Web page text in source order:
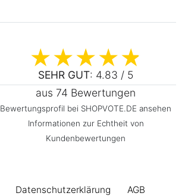
SEHR GUT: 4.83 / 5
aus 74 Bewertungen
Bewertungsprofil bei SHOPVOTE.DE ansehen
Informationen zur Echtheit von
Kundenbewertungen
Daten­schutz­erklärung AGB